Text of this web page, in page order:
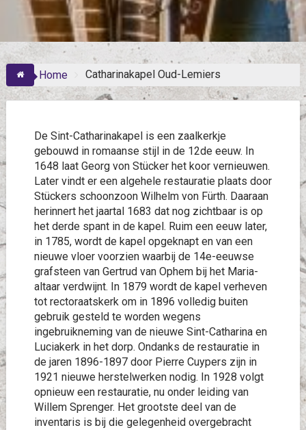
Home Catharinakapel Oud-Lemiers
De Sint-Catharinakapel is een zaalkerkje
gebouwd in romaanse stijl in de 12de eeuw. In
1648 laat Georg von Stücker het koor vernieuwen.
Later vindt er een algehele restauratie plaats door
Stückers schoonzoon Wilhelm von Fürth. Daaraan
herinnert het jaartal 1683 dat nog zichtbaar is op
het derde spant in de kapel. Ruim een eeuw later,
in 1785, wordt de kapel opgeknapt en van een
nieuwe vloer voorzien waarbij de 14e-eeuwse
grafsteen van Gertrud van Ophem bij het Maria-
altaar verdwijnt. In 1879 wordt de kapel verheven
tot rectoraatskerk om in 1896 volledig buiten
gebruik gesteld te worden wegens
ingebruikneming van de nieuwe Sint-Catharina en
Luciakerk in het dorp. Ondanks de restauratie in
de jaren 1896-1897 door Pierre Cuypers zijn in
1921 nieuwe herstelwerken nodig. In 1928 volgt
opnieuw een restauratie, nu onder leiding van
Willem Sprenger. Het grootste deel van de
inventaris is bij die gelegenheid overgebracht